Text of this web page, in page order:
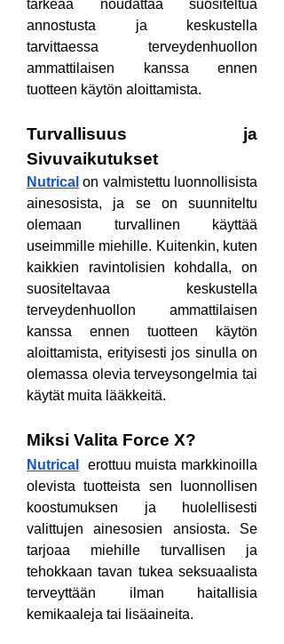
tärkeää noudattaa suositeltua
annostusta ja keskustella
tarvittaessa terveydenhuollon
ammattilaisen kanssa ennen
tuotteen käytön aloittamista.
Turvallisuus ja
Sivuvaikutukset
Nutrical on valmistettu luonnollisista
ainesosista, ja se on suunniteltu
olemaan turvallinen käyttää
useimmille miehille. Kuitenkin, kuten
kaikkien ravintolisien kohdalla, on
suositeltavaa keskustella
terveydenhuollon ammattilaisen
kanssa ennen tuotteen käytön
aloittamista, erityisesti jos sinulla on
olemassa olevia terveysongelmia tai
käytät muita lääkkeitä.
Miksi Valita Force X?
Nutrical
erottuu muista markkinoilla
olevista tuotteista sen luonnollisen
koostumuksen ja huolellisesti
valittujen ainesosien ansiosta. Se
tarjoaa miehille turvallisen ja
tehokkaan tavan tukea seksuaalista
terveyttään ilman haitallisia
kemikaaleja tai lisäaineita.